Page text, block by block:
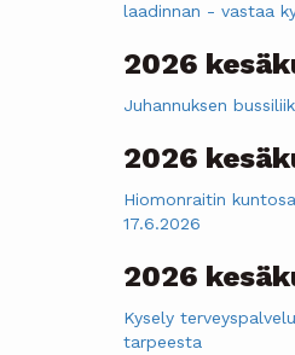
laadinnan - vastaa
2026
Juhannuksen
2026
Hiomonraitin
17.6.2026
2026
Kysely
tarpeesta